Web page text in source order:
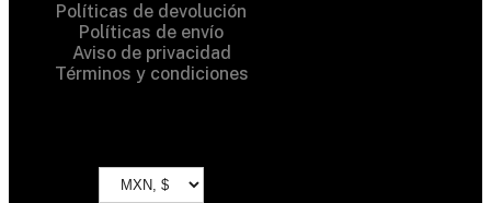
Políticas de devolución
Políticas de envío
Aviso de privacidad
Términos y condiciones